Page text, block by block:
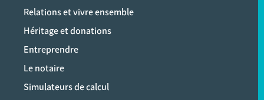
Relations et vivre ensemble
Héritage et donations
Entreprendre
Le notaire
Simulateurs de calcul